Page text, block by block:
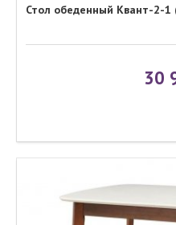
Стол обеденный Квант-2-1
30